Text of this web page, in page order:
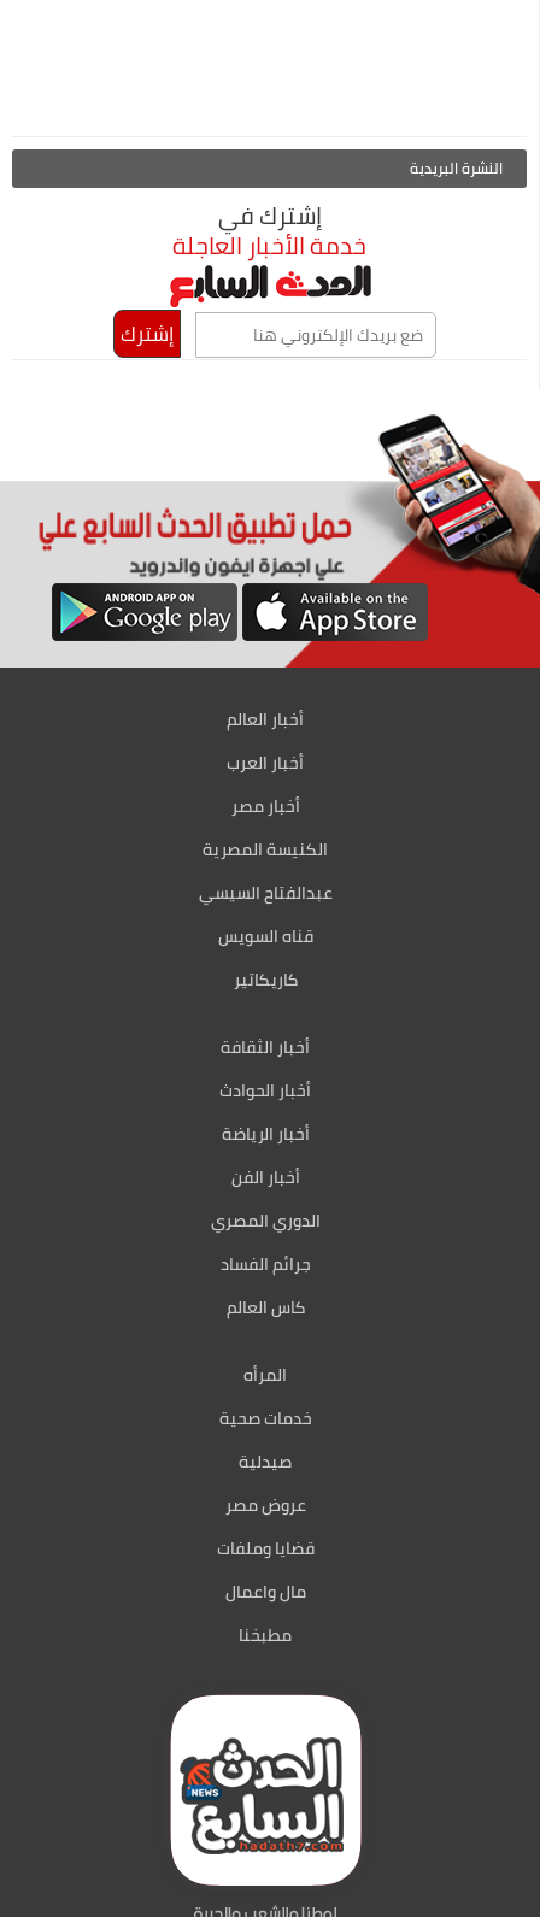
النشرة البريدية
إشترك في
خدمة الأخبار العاجلة
أخبار العالم
أخبار العرب
أخبار مصر
الكنيسة المصرية
عبدالفتاح السيسي
قناه السويس
كاريكاتير
أخبار الثقافة
أخبار الحوادث
أخبار الرياضة
أخبار الفن
الدوري المصري
جرائم الفساد
كاس العالم
المرأه
خدمات صحية
صيدلية
عروض مصر
قضايا وملفات
مال واعمال
مطبخنا